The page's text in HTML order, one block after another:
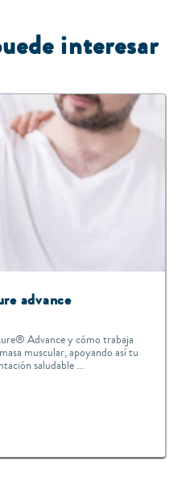
interesar
advance
Advance y cómo trabaja
muscular, apoyando así tu
saludable ...